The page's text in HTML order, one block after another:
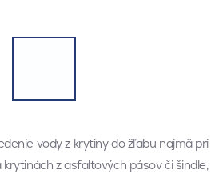
vody z krytiny do žľabu najmä pri
z asfaltových pásov či šindle,